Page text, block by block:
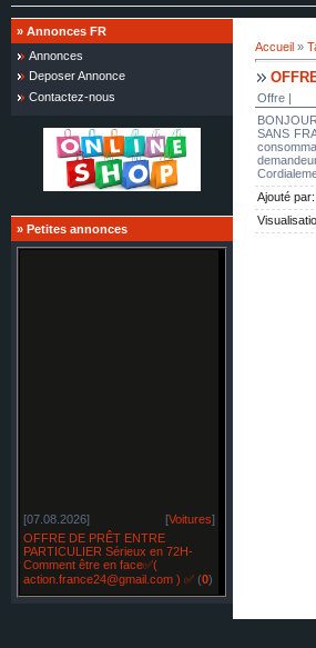
» Annonces FR
Annonces
Deposer Annonce
Contactez-nous
» Petites annonces
[07.08.2026] [Voitures]
OFFRE DE PRÊT ENTRE
PARTICULIER Sérieux en 72H-
Comment être en face✅(
action.france24@gmail.com ) ✅ (0)
[07.08.2026]
[Restylage]
Accueil »
Offre |
SANS
Ajouté par: